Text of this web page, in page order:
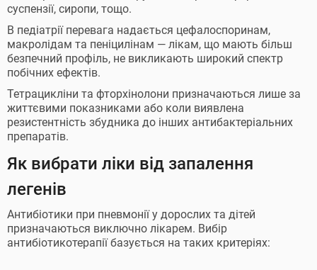
суспензії, сиропи, тощо.
В педіатрії перевага надається цефалоспоринам,
макролідам та пеніцилінам — лікам, що мають більш
безпечний профіль, не викликають широкий спектр
побічних ефектів.
Тетрацикліни та фторхінолони призначаються лише за
життєвими показниками або коли виявлена
резистентність збудника до інших антибактеріальних
препаратів.
Як вибрати ліки від запалення
легенів
Антибіотики при пневмонії у дорослих та дітей
призначаються виключно лікарем. Вибір
антибіотикотерапії базується на таких критеріях: